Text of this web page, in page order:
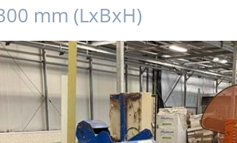
mm (LxBxH)